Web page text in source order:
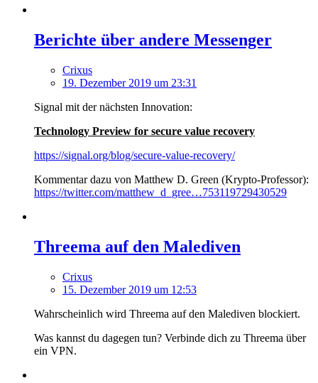
Berichte über andere Messenger
Crixus
19. Dezember 2019 um 23:31
Signal mit der nächsten Innovation:
Technology Preview for secure value recovery
https://signal.org/blog/secure-value-recovery/
Kommentar dazu von Matthew D. Green (Krypto-Professor):
https://twitter.com/matthew_d_gree…753119729430529
Threema auf den Malediven
Crixus
15. Dezember 2019 um 12:53
Wahrscheinlich wird Threema auf den Malediven blockiert.
Was kannst du dagegen tun? Verbinde dich zu Threema über
ein VPN.